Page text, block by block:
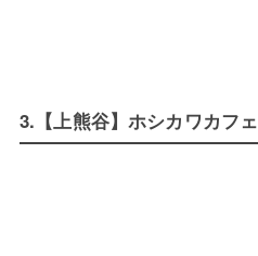
3.【上熊谷】ホシカワカフェ